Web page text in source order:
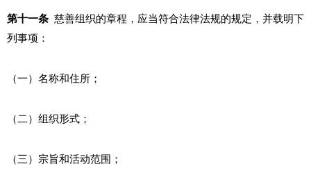
第十一条 慈善组织的章程，应当符合法律法规的规定，并载明下
列事项：
（一）名称和住所；
（二）组织形式；
（三）宗旨和活动范围；